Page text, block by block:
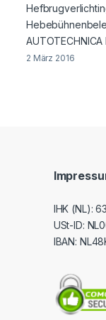
2 März 2016
IHK (NL):
USt-ID:
IBAN: